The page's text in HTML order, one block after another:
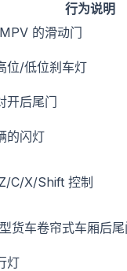
行为说明
的滑动门
位/低位刹车灯
开后尾门
的闪灯
C/X/Shift 控制
货车卷帘式车厢后尾
灯